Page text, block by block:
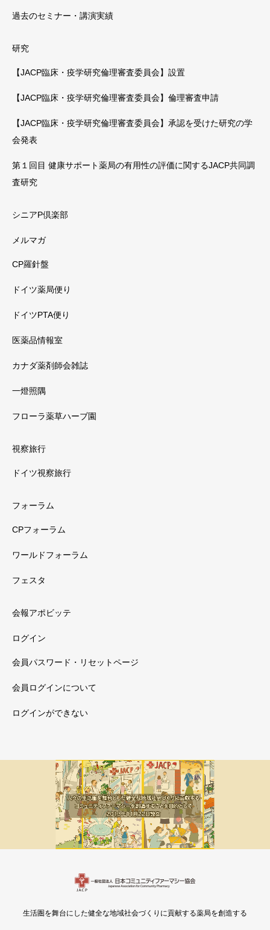
過去のセミナー・講演実績
研究
【JACP臨床・疫学研究倫理審査委員会】設置
【JACP臨床・疫学研究倫理審査委員会】倫理審査申請
【JACP臨床・疫学研究倫理審査委員会】承認を受けた研究の学
会発表
第１回目 健康サポート薬局の有用性の評価に関するJACP共同調
査研究
シニアP倶楽部
メルマガ
CP羅針盤
ドイツ薬局便り
ドイツPTA便り
医薬品情報室
カナダ薬剤師会雑誌
一燈照隅
フローラ薬草ハーブ園
視察旅行
ドイツ視察旅行
フォーラム
CPフォーラム
ワールドフォーラム
フェスタ
会報アポビッテ
ログイン
会員パスワード・リセットページ
会員ログインについて
ログインができない
会員限定
生活圏を舞台にした健全な地域社会づくりに貢献する薬局を創造する